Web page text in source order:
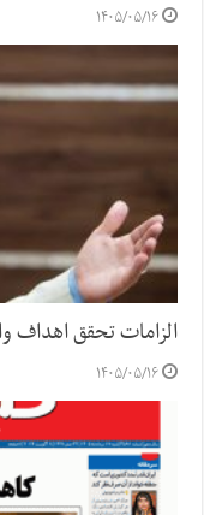
۱۴۰۵/۰۵/۱۶
الزامات تحقق اهداف
۱۴۰۵/۰۵/۱۶